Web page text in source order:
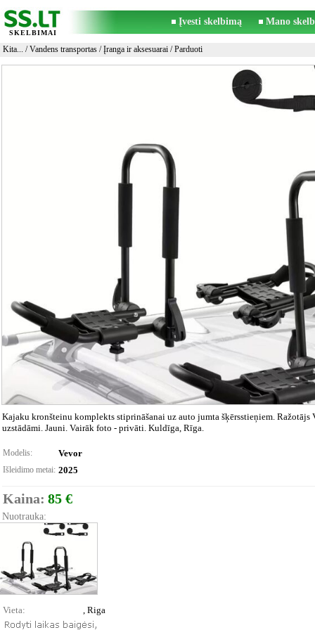
SKELBIMAI
Įvesti skelbimą Mano
Kita... /Vandens transportas /Įranga ir aksesuarai / Parduoti
Kajaku kronšteinu komplekts stiprināšanai uz auto jumta šķērsstieņiem.
uzstādāmi. Jauni. Vairāk foto - privāti. Kuldīga, Rīga.
Modelis: Vevor
Išleidimo metai: 2025
Kaina: 85 €
Nuotrauka:
Vieta: , Riga